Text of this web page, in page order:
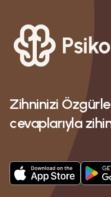
Zihninizi
cevaplarıyla